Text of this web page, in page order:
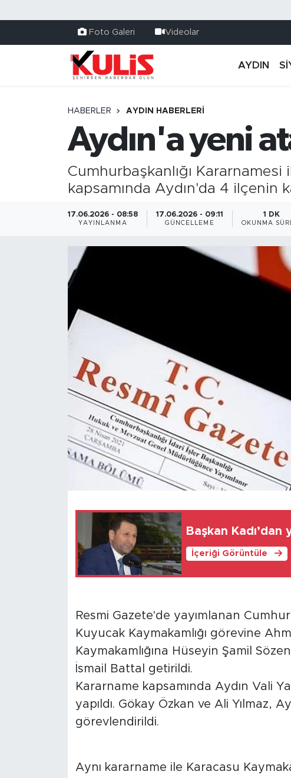
Foto Galeri Videolar
AYDIN
HABERLER AYDIN HABERLERI
Aydın'a yeni
Cumhurbaşkanlığı
kapsamında Aydın'da 4 ilçenin
17.06.2026 - 08:58
YAYINLANMA
17.06.2026 - 09:11
GÜNCELLEME
1 DK
OKUNMA
Başkan Kadı’dan
İçeriği Görüntüle
Resmi Gazete'de yayımlanan
Kuyucak Kaymakamlığı görevine
Kaymakamlığına Hüseyin Şamil
İsmail Battal getirildi.
Kararname kapsamında Aydın Vali
yapıldı. Gökay Özkan ve Ali Yılmaz,
görevlendirildi.
Aynı kararname ile Karacasu